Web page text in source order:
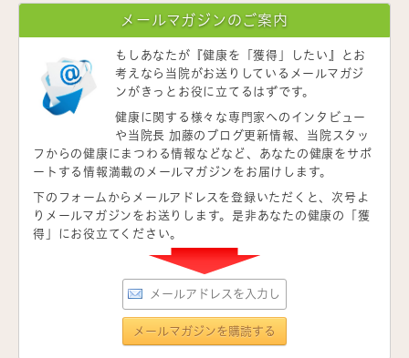
メールマガジンのご案内
もしあなたが 『健康を「獲得」したい』
とお
考えなら当院がお送りしているメールマガジ
ンがきっとお役に立てるはずです。
健康に関する様々な専門家へのインタビュー
や当院長 加藤のブログ更新情報、当院スタッ
フからの健康にまつわる情報などなど、あなたの健康をサポ
ートする情報満載のメールマガジンをお届けします。
下のフォームからメールアドレスを登録いただくと、次号よ
りメールマガジンをお送りします。是非あなたの健康の「獲
得」にお役立てください。